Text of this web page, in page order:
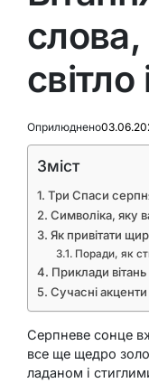
світло
Оприлюднено
Зміст
Три Спаси
Символіка, яку
Як привітати
Поради, як
Приклади
Сучасні
Серпневе сонце
все ще щедро
ладаном і